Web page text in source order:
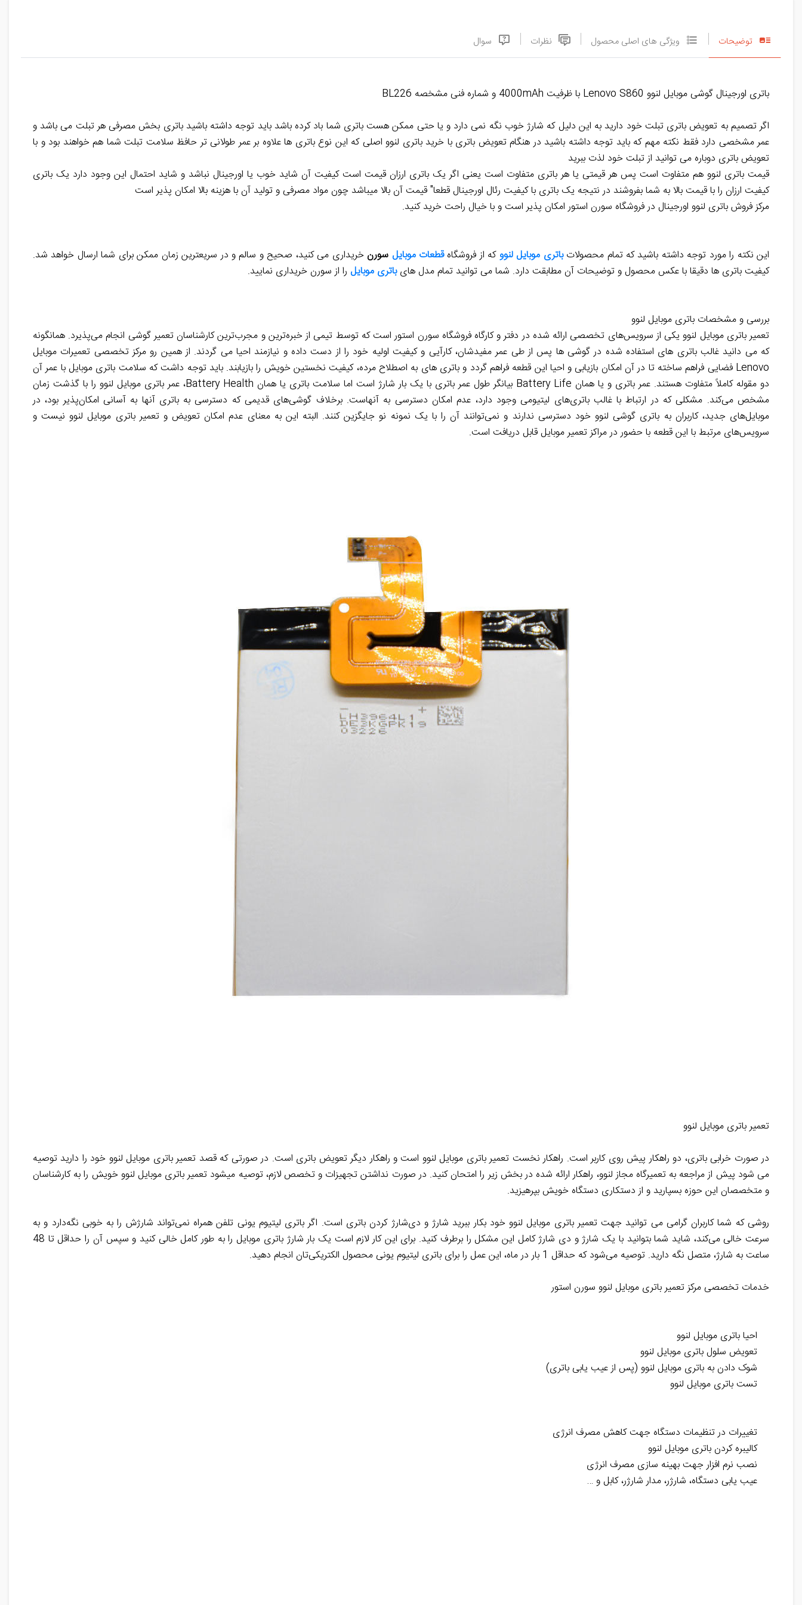
توضیحات ویژگی های اصلی محصول نظرات سوال
باتری اورجینال گوشی موبایل لنوو Lenovo S860 با ظرفیت 4000mAh و شماره فنی مشخصه BL226
اگر تصمیم به تعویض باتری تبلت خود دارید به این دلیل که شارژ خوب نگه نمی دارد و یا حتی ممکن هست باتری شما باد کرده باشد باید توجه داشته باشید باتری بخش مصرفی هرتبلت می باشد و
عمر مشخصی دارد فقط نکته مهم که باید توجه داشته باشید در هنگام تعویض باتری با خرید باتری لنوو اصلی که این نوع باتری ها علاوه بر عمر طولانی تر حافظ سلامت تبلت شما هم خواهند بود و با
تعویض باتری دوباره می توانید ازتبلت خود لذت ببرید
قیمت باتری لنوو هم متفاوت است پس هر قیمتی یا هر باتری متفاوت است یعنی اگر یک باتری ارزان قیمت است کیفیت آن شاید خوب یا اورجینال نباشد و شاید احتمال این وجود دارد یک باتری
کیفیت ارزان را با قیمت بالا به شما بفروشند در نتیجه یک باتری با کیفیت رئال اورجینال قطعا" قیمت آن بالا میباشد چون مواد مصرفی و تولید آن با هزینه بالا امکان پذیر است
مرکز فروش باتری لنوو اورجینال در فروشگاه سورن استور امکان پذیر است و با خیال راحت خرید کنید.
این نکته را مورد توجه داشته باشید که تمام محصولاتباتری موبایل لنوو که از فروشگاهقطعات موبایل سورنخریداری می کنید، صحیح و سالم و در سریعترین زمان ممکن برای شما ارسال خواهد شد.
کیفیت باتری ها دقیقا با عکس محصول و توضیحات آن مطابقت دارد. شما می توانید تمام مدل هایباتری موبایل را از سورن خریداری نمایید.
بررسی و مشخصات باتری موبایل لنوو
تعمیر باتری موبایل لنوو یکی از سرویس‌های تخصصی ارائه شده در دفتر و کارگاه فروشگاه سورن استور است که توسط تیمی از خبره‌ترین و مجرب‌ترین کارشناسان تعمیر گوشی انجام می‌پذیرد. همانگونه
که می دانید غالب باتری های استفاده شده در گوشی ها پس از طی عمر مفیدشان، کارآیی و کیفیت اولیه خود را از دست داده و نیازمند احیا می گردند. از همین رو مرکز تخصصی تعمیرات موبایل
Lenovo فضایی فراهم ساخته تا در آن امکان بازیابی و احیا این قطعه فراهم گردد و باتری های به اصطلاح مرده، کیفیت نخستین خویش را بازیابند. باید توجه داشت که سلامت باتری
موبایلبا عمر آن
دو مقوله کاملاً متفاوت هستند. عمر باتری و یا همان Battery Life بیانگر طول عمر باتری با یک بار شارژ است اما سلامت باتری یا همان Battery Health، عمر باتری موبایل لنوو را با گذشت زمان
مشخص می‌کند. مشکلی که در ارتباط با غالب باتری‌های لیتیومی وجود دارد، عدم امکان دسترسی به آنهاست. برخلاف گوشی‌های قدیمی که دسترسی به باتری آنها به آسانی امکان‌پذیر بود، در
موبایل‌های جدید، کاربران به باتری گوشی لنوو خود دسترسی ندارند و نمی‌توانند آن را با یک نمونه نو جایگزین کنند. البته این به معنای عدم امکان تعویض و تعمیر باتری موبایللنوو نیست و
سرویس‌های مرتبط با این قطعه با حضور در مراکز تعمیر موبایل قابل دریافت است.
تعمیر باتری موبایل لنوو
در صورت خرابی باتری، دو راهکار پیش روی کاربر است. راهکار نخست تعمیر باتری موبایل لنوو است و راهکار دیگر تعویض باتری است. در صورتی که قصد تعمیر باتری موبایل لنوو خود را دارید توصیه
می شود پیش از مراجعه به تعمیرگاه مجاز لنوو، راهکار ارائه شده در بخش زیر را امتحان کنید. در صورت نداشتن تجهیزات و تخصص لازم، توصیه میشود تعمیر باتری موبایل لنوو خویش را به کارشناسان
و متخصصان این حوزه بسپارید و از دستکاری دستگاه خویش بپرهیزید.
روشی که شما کاربران گرامی می توانید جهت تعمیر باتری موبایل لنوو خود بکار ببرید شارژ و دی‌شارژ کردن باتری است. اگر باتری لیتیوم یونی تلفن همراه نمی‌تواند شارژش را به خوبی نگه‌دارد و به
سرعت خالی می‌کند، شاید شما بتوانید با یک شارژ و دی شارژ کامل این مشکل را برطرف کنید. برای این کار لازم است یک بار شارژ باتری موبایل را به طور کامل خالی کنید و سپس آن را حداقل تا 48
ساعت به شارژ، متصل نگه دارید. توصیه می‌شود که حداقل 1 بار در ماه، این عمل را برای باتری لیتیوم یونی محصول الکتریکی‌تان انجام دهید.
خدمات تخصصی مرکز تعمیر باتری موبایل لنوو سورن استور
احیا باتری موبایل لنوو
تعویض سلول باتری موبایل لنوو
شوک دادن به باتری موبایل لنوو ‌(پس از عیب یابی باتری)
تست باتری موبایل لنوو
تغییرات در تنظیمات دستگاه جهت کاهش مصرف انرژی
کالیبره کردن باتری موبایل لنوو
نصب نرم افزار جهت بهینه سازی مصرف انرژی
عیب یابی دستگاه، شارژر، مدار شارژر، کابل و …